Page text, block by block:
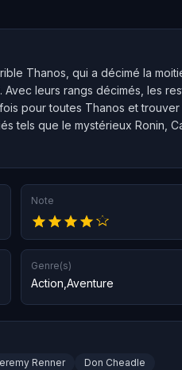
Thanos, qui a décimé la
leurs rangs décimés, les
pour toutes Thanos et trouver
tels que le mystérieux Ronin,
Note
Genre(s)
Action Aventure
Renner Don Cheadle